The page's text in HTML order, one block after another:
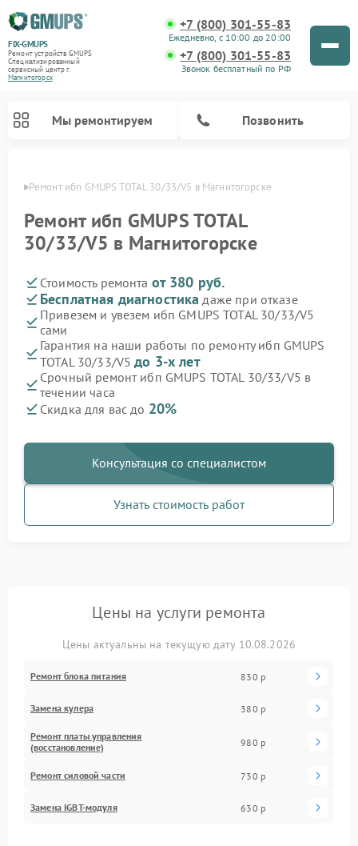
FIX-GMUPS
Ремонт устройств GMUPS
Специализированный
cервисный центр г.
Магнитогорск
+7 (800) 301-55-83
Ежедневно, с 10:00 до 20:00
+7 (800) 301-55-83
Звонок бесплатный по РФ
Мы ремонтируем Позвонить
Ремонт ибп GMUPS TOTAL 30/33/V5 в Магнитогорске
Ремонт ибп GMUPS TOTAL
30/33/V5 в Магнитогорске
Стоимость ремонта от 380 руб.
Бесплатная диагностика даже при отказе
Привезем и увезем ибп GMUPS TOTAL 30/33/V5
сами
Гарантия на наши работы по ремонту ибп GMUPS
TOTAL 30/33/V5до 3-х лет
Срочный ремонт ибп GMUPS TOTAL 30/33/V5 в
течении часа
Скидка для вас до 20%
Консультация со специалистом
Узнать стоимость работ
Цены на услуги ремонта
Цены актуальны на текущую дату 10.08.2026
Ремонт блока питания 830 р
Замена кулера 380 р
Ремонт платы управления
(восстановление)
980 р
Ремонт силовой части 730 р
Замена IGBT-модуля 630 р